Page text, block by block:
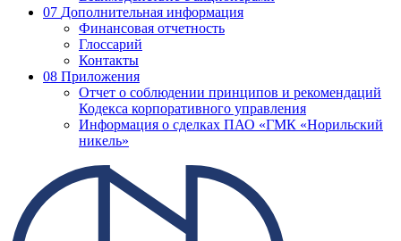
07 Дополнительная информация
Финансовая отчетность
Глоссарий
Контакты
08 Приложения
Отчет о соблюдении принципов и рекомендаций
Кодекса корпоративного управления
Информация о сделках ПАО «ГМК «Норильский
никель»